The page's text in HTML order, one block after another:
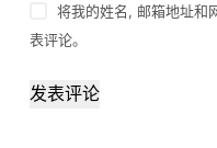
将我的姓名, 邮箱地址和
表评论。
发表评论